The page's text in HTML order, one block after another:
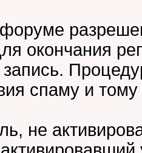
окончания
спаму и
не